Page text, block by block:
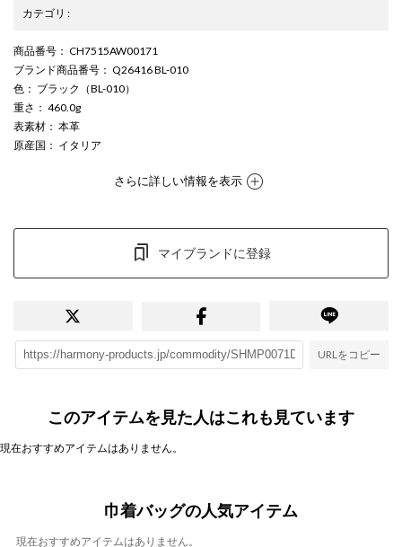
カテゴリ :
商品番号 ： CH7515AW00171
ブランド商品番号 ： Q26416 BL-010
色 ： ブラック（BL-010）
重さ ： 460.0g
表素材 ： 本革
原産国 ： イタリア
さらに詳しい情報を表示
マイブランドに登録
URLをコピー
このアイテムを見た人はこれも見ています
現在おすすめアイテムはありません。
巾着バッグの人気アイテム
現在おすすめアイテムはありません。